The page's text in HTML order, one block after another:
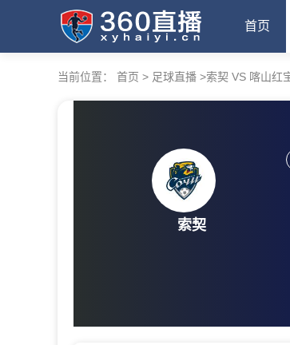
首页
当前位置： 首页 > 足球直播 >索契 VS 喀山红
索契